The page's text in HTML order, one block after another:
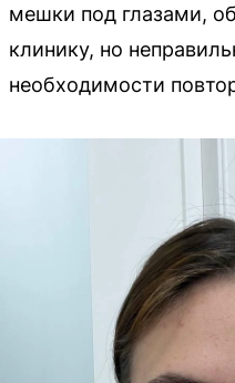
мешки под глазами,
клинику, но
необходимости